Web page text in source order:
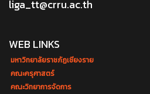
liga_tt@crru.ac.th
WEB LINKS
มหาวิทยาลัยราชภัฏเชียงราย
คณะครุศาสตร์
คณะวิทยาการจัดการ